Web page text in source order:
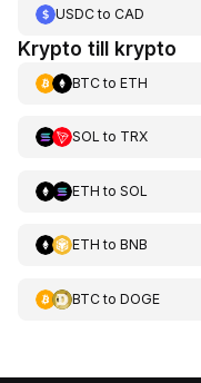
USDCto CAD
Krypto till krypto
BTCto ETH
SOL to TRX
ETH to SOL
ETH to BNB
BTCto DOGE